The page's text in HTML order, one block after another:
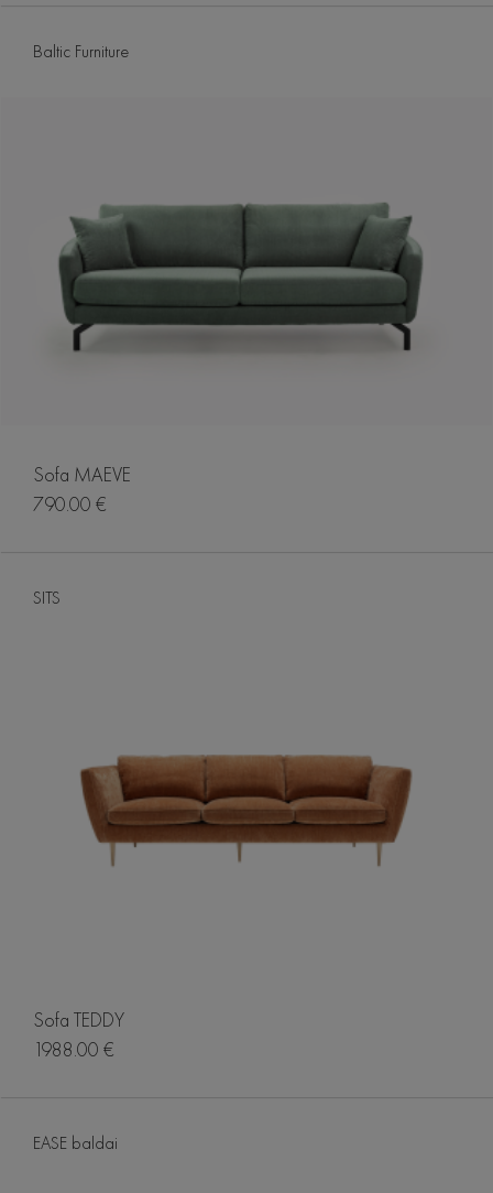
Baltic Furniture
Sofa MAEVE
790.00 €
SITS
Sofa TEDDY
1988.00 €
EASE baldai